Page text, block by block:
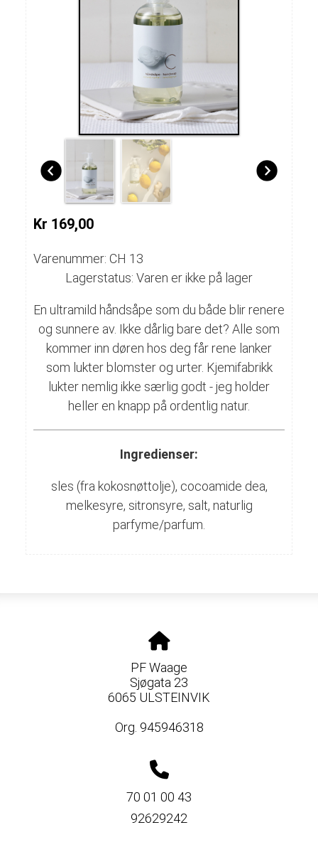
Kr 169,00
Varenummer: CH 13
Lagerstatus: Varen er ikke på lager
En ultramild håndsåpe som du både blir renere
og sunnere av. Ikke dårlig bare det? Alle som
kommer inn døren hos deg får rene lanker
som lukter blomster og urter. Kjemifabrikk
lukter nemlig ikke særlig godt - jeg holder
heller en knapp på ordentlig natur.
Ingredienser:
sles (fra kokosnøttolje), cocoamide dea,
melkesyre, sitronsyre, salt, naturlig
parfyme/parfum.
PF Waage
Sjøgata 23
6065 ULSTEINVIK
Org. 945946318
70 01 00 43
92629242